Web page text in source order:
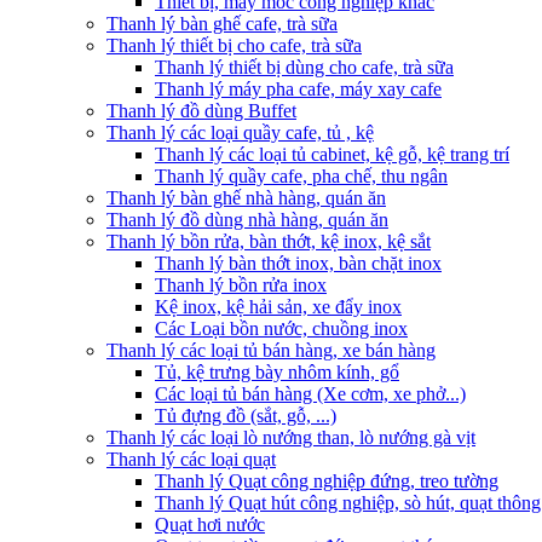
Thanh lý bàn ghế cafe, trà sữa
Thanh lý thiết bị cho cafe, trà sữa
Thanh lý thiết bị dùng cho cafe, trà sữa
Thanh lý máy pha cafe, máy xay cafe
Thanh lý đồ dùng Buffet
Thanh lý các loại quầy cafe, tủ , kệ
Thanh lý các loại tủ cabinet, kệ gỗ, kệ trang trí
Thanh lý quầy cafe, pha chế, thu ngân
Thanh lý bàn ghế nhà hàng, quán ăn
Thanh lý đồ dùng nhà hàng, quán ăn
Thanh lý bồn rửa, bàn thớt, kệ inox, kệ sắt
Thanh lý bàn thớt inox, bàn chặt inox
Thanh lý bồn rửa inox
Kệ inox, kệ hải sản, xe đẩy inox
Các Loại bồn nước, chuồng inox
Thanh lý các loại tủ bán hàng, xe bán hàng
Tủ, kệ trưng bày nhôm kính, gổ
Các loại tủ bán hàng (Xe cơm, xe phở...)
Tủ đựng đồ (sắt, gỗ, ...)
Thanh lý các loại lò nướng than, lò nướng gà vịt
Thanh lý các loại quạt
Thanh lý Quạt công nghiệp đứng, treo tường
Thanh lý Quạt hút công nghiệp, sò hút, quạt
Quạt hơi nước